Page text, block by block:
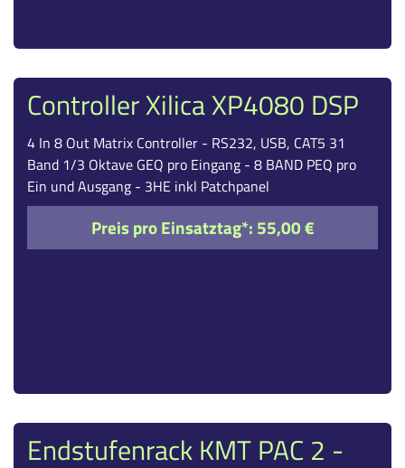
Controller Xilica XP4080 DSP
4 In 8 Out Matrix Controller - RS232, USB, CAT5 31
Band 1/3 Oktave GEQ pro Eingang - 8 BAND PEQ pro
Ein und Ausgang - 3HE inkl Patchpanel
Preis pro Einsatztag*: 55,00 €
Endstufenrack KMT PAC 2 -